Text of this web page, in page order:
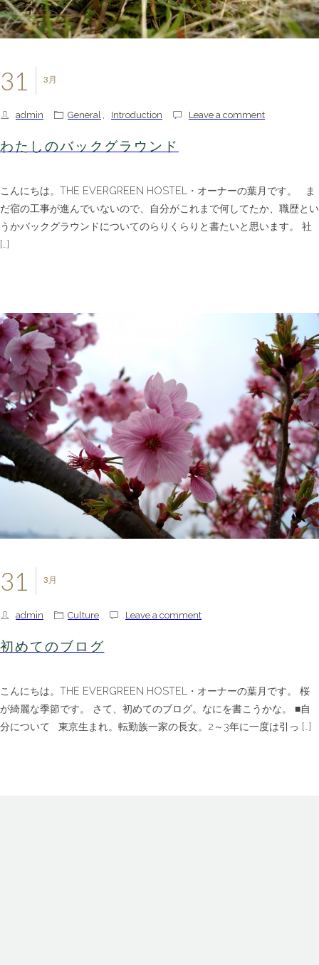
3月
31
admin General , Introduction Leave a comment
わたしのバックグラウンド
こんにちは。THE EVERGREEN HOSTEL・オーナーの葉月です。 ま
だ宿の工事が進んでいないので、自分がこれまで何してたか、職歴とい
うかバックグラウンドについてのらりくらりと書たいと思います。 社
[…]
3月
31
admin Culture Leave a comment
初めてのブログ
こんにちは。THE EVERGREEN HOSTEL・オーナーの葉月です。 桜
が綺麗な季節です。 さて、初めてのブログ。なにを書こうかな。 ■自
分について 東京生まれ。転勤族一家の長女。2～3年に一度は引っ […]